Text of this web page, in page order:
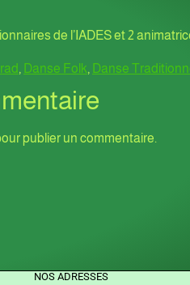
de l’IADES et 2
, Danse Folk, Danse
publier un commentaire.
NOS ADRESSES